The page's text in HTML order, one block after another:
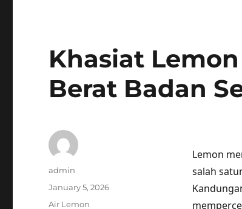
Khasiat
Berat Badan
Lemon
salah
Author
admin
Posted
on
January 5, 2026
Categories
Air Lemon